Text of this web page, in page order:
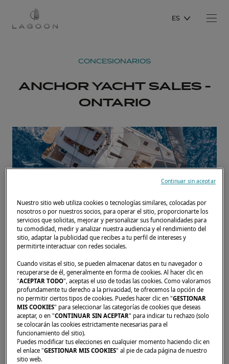
ES
CONCESIONARIOS
ANCHOR YACHT SALES -
ONTARIO
Inicio Concesionarios Anchor Yacht Sales, Ltd.
Nuestros distribuidores están para responder
a sus expectativas y necesidades. Le
asesorarán sobre el catamarán Lagoon de sus
sueños, en cualquier parte del mundo.
Nuestro sitio web utiliza cookies o tecnologías similares, colocadas por
nosotros o por nuestros socios, para operar el sitio, proporcionarte los
servicios que solicitas, mejorar y personalizar sus funcionalidades para
tu comodidad, medir y analizar nuestra audiencia y el rendimiento del
sitio, adaptar la publicidad que recibes a tu perfil de intereses y
permitirte interactuar con redes sociales.
Cuando visitas el sitio, se pueden almacenar datos en tu navegador o
recuperarse de él, generalmente en forma de cookies. Al hacer clic en
"ACEPTAR TODO", aceptas el uso de todas las cookies. Como valoramos
profundamente tu derecho a la privacidad, te ofrecemos la opción de
no permitir ciertos tipos de cookies. Puedes hacer clic en "GESTIONAR
MIS COOKIES" para seleccionar las categorías de cookies que deseas
aceptar, o en "CONTINUAR SIN ACEPTAR" para indicar tu rechazo (solo
se colocarán las cookies estrictamente necesarias para el
funcionamiento del sitio).
Puedes modificar tus elecciones en cualquier momento haciendo clic en
el enlace "GESTIONAR MIS COOKIES" al pie de cada página de nuestro
sitio web.
Continuar sin aceptar